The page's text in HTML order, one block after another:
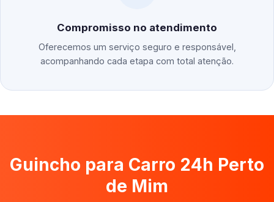
Compromisso no atendimento
Oferecemos um serviço seguro e responsável,
acompanhando cada etapa com total atenção.
Guincho para Carro 24h Perto
de Mim